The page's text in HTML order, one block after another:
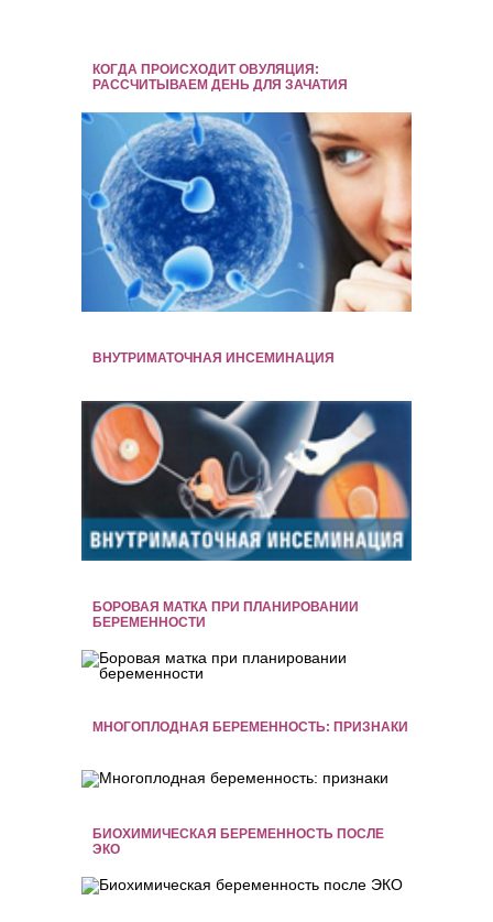
КОГДА ПРОИСХОДИТ ОВУЛЯЦИЯ:
РАССЧИТЫВАЕМ ДЕНЬ ДЛЯ ЗАЧАТИЯ
ВНУТРИМАТОЧНАЯ ИНСЕМИНАЦИЯ
БОРОВАЯ МАТКА ПРИ ПЛАНИРОВАНИИ
БЕРЕМЕННОСТИ
МНОГОПЛОДНАЯ БЕРЕМЕННОСТЬ: ПРИЗНАКИ
БИОХИМИЧЕСКАЯ БЕРЕМЕННОСТЬ ПОСЛЕ
ЭКО